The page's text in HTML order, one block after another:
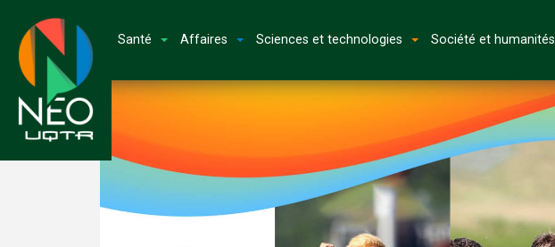
Santé Affaires Sciences et technologies Société et humanités